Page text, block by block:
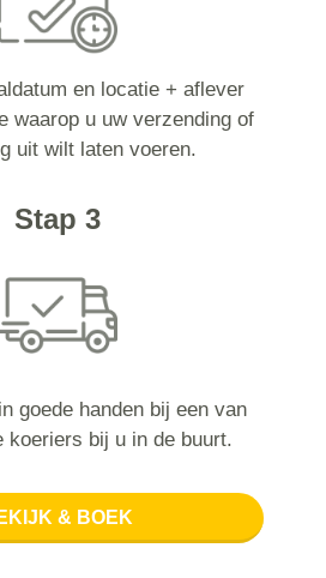
en locatie + aflever
waarop u uw verzending of
uit wilt laten voeren.
Stap 3
goede handen bij een van
koeriers bij u in de buurt.
& BOEK